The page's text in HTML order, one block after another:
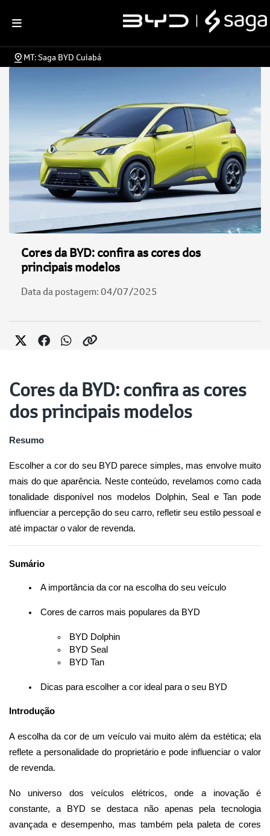
MT: Saga BYD Cuiabá
Cores da BYD: confira as cores dos
principais modelos
Data da postagem: 04/07/2025
Cores da BYD: confira as cores
dos principais modelos
Resumo
Escolher a cor do seu BYD parece simples, mas envolve muito
mais do que aparência. Neste conteúdo, revelamos como cada
tonalidade disponível nos modelos Dolphin, Seal e Tan pode
influenciar a percepção do seu carro, refletir seu estilo pessoal e
até impactar o valor de revenda.
Sumário
A importância da cor na escolha do seu veículo
Cores de carros mais populares da BYD
BYD Dolphin
BYD Seal
BYD Tan
Dicas para escolher a cor ideal para o seu BYD
Introdução
A escolha da cor de um veículo vai muito além da estética; ela
reflete a personalidade do proprietário e pode influenciar o valor
de revenda.
No universo dos veículos elétricos, onde a inovação é
constante, a BYD se destaca não apenas pela tecnologia
avançada e desempenho, mas também pela paleta de cores